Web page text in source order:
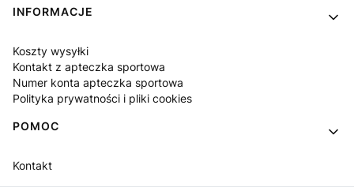
INFORMACJE
Koszty wysyłki
Kontakt z apteczka sportowa
Numer konta apteczka sportowa
Polityka prywatności i pliki cookies
POMOC
Kontakt